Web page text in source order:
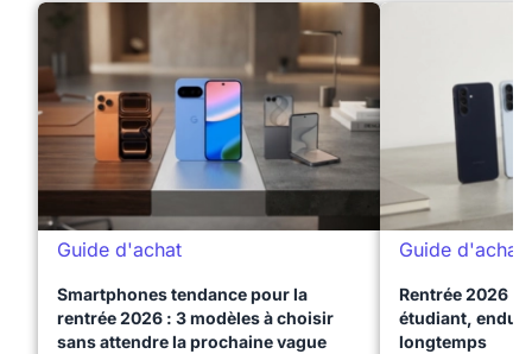
Guide d'achat
Smartphones tendance pour la
rentrée 2026 : 3 modèles à choisir
sans attendre la prochaine vague
Guide d'achat
Rentrée 2026 :
étudiant,
longtemps